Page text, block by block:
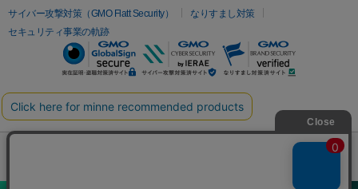
サイバー攻撃対策（GMO Flatt Security）
なりすまし対策
セキュリティ事業の軌跡